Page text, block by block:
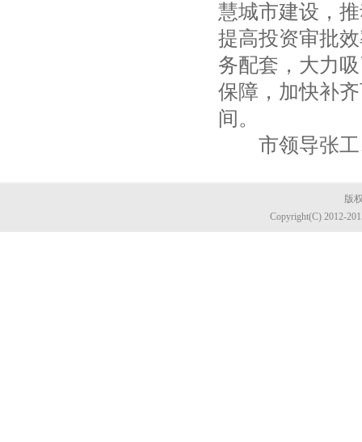
慧城市建设，
提高投资审批
务配套，大力
保障，加快补
间。
市领导张工
版
Copyright(C) 2012-